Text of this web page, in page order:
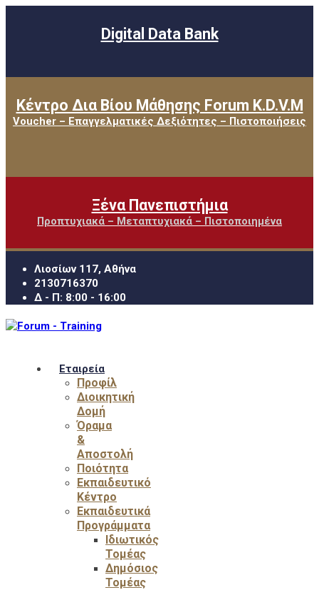
Digital Data Bank
Κέντρο Δια Βίου Μάθησης Forum K.D.V.M
Voucher – Επαγγελματικές Δεξιότητες – Πιστοποιήσεις
Ξένα Πανεπιστήμια
Προπτυχιακά – Μεταπτυχιακά – Πιστοποιημένα
Λιοσίων 117, Αθήνα
2130716370
Δ - Π: 8:00 - 16:00
Εταιρεία
Προφίλ
Διοικητική
Δομή
Όραμα
&
Αποστολή
Ποιότητα
Εκπαιδευτικό
Κέντρο
Εκπαιδευτικά
Προγράμματα
Ιδιωτικός
Τομέας
Δημόσιος
Τομέας